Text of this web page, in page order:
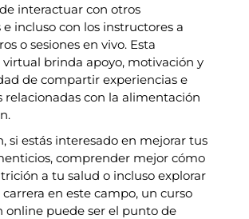
interactuar con otros
incluso con los instructores a
o sesiones en vivo. Esta
brinda apoyo, motivación y
de compartir experiencias e
relacionadas con la alimentación
si estás interesado en mejorar tus
comprender mejor cómo
a tu salud o incluso explorar
en este campo, un curso
online puede ser el punto de